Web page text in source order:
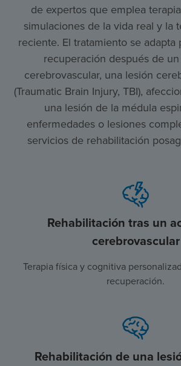
de expertos que emplea
simulaciones de la vida real y la
reciente. El tratamiento se adapta
recuperación después de
cerebrovascular, una lesión
(Traumatic Brain Injury, TBI),
una lesión de la médula
enfermedades o lesiones
servicios de rehabilitación
Rehabilitación tras un
cerebrovascular
Terapia física y cognitiva
recuperación.
Rehabilitación de una